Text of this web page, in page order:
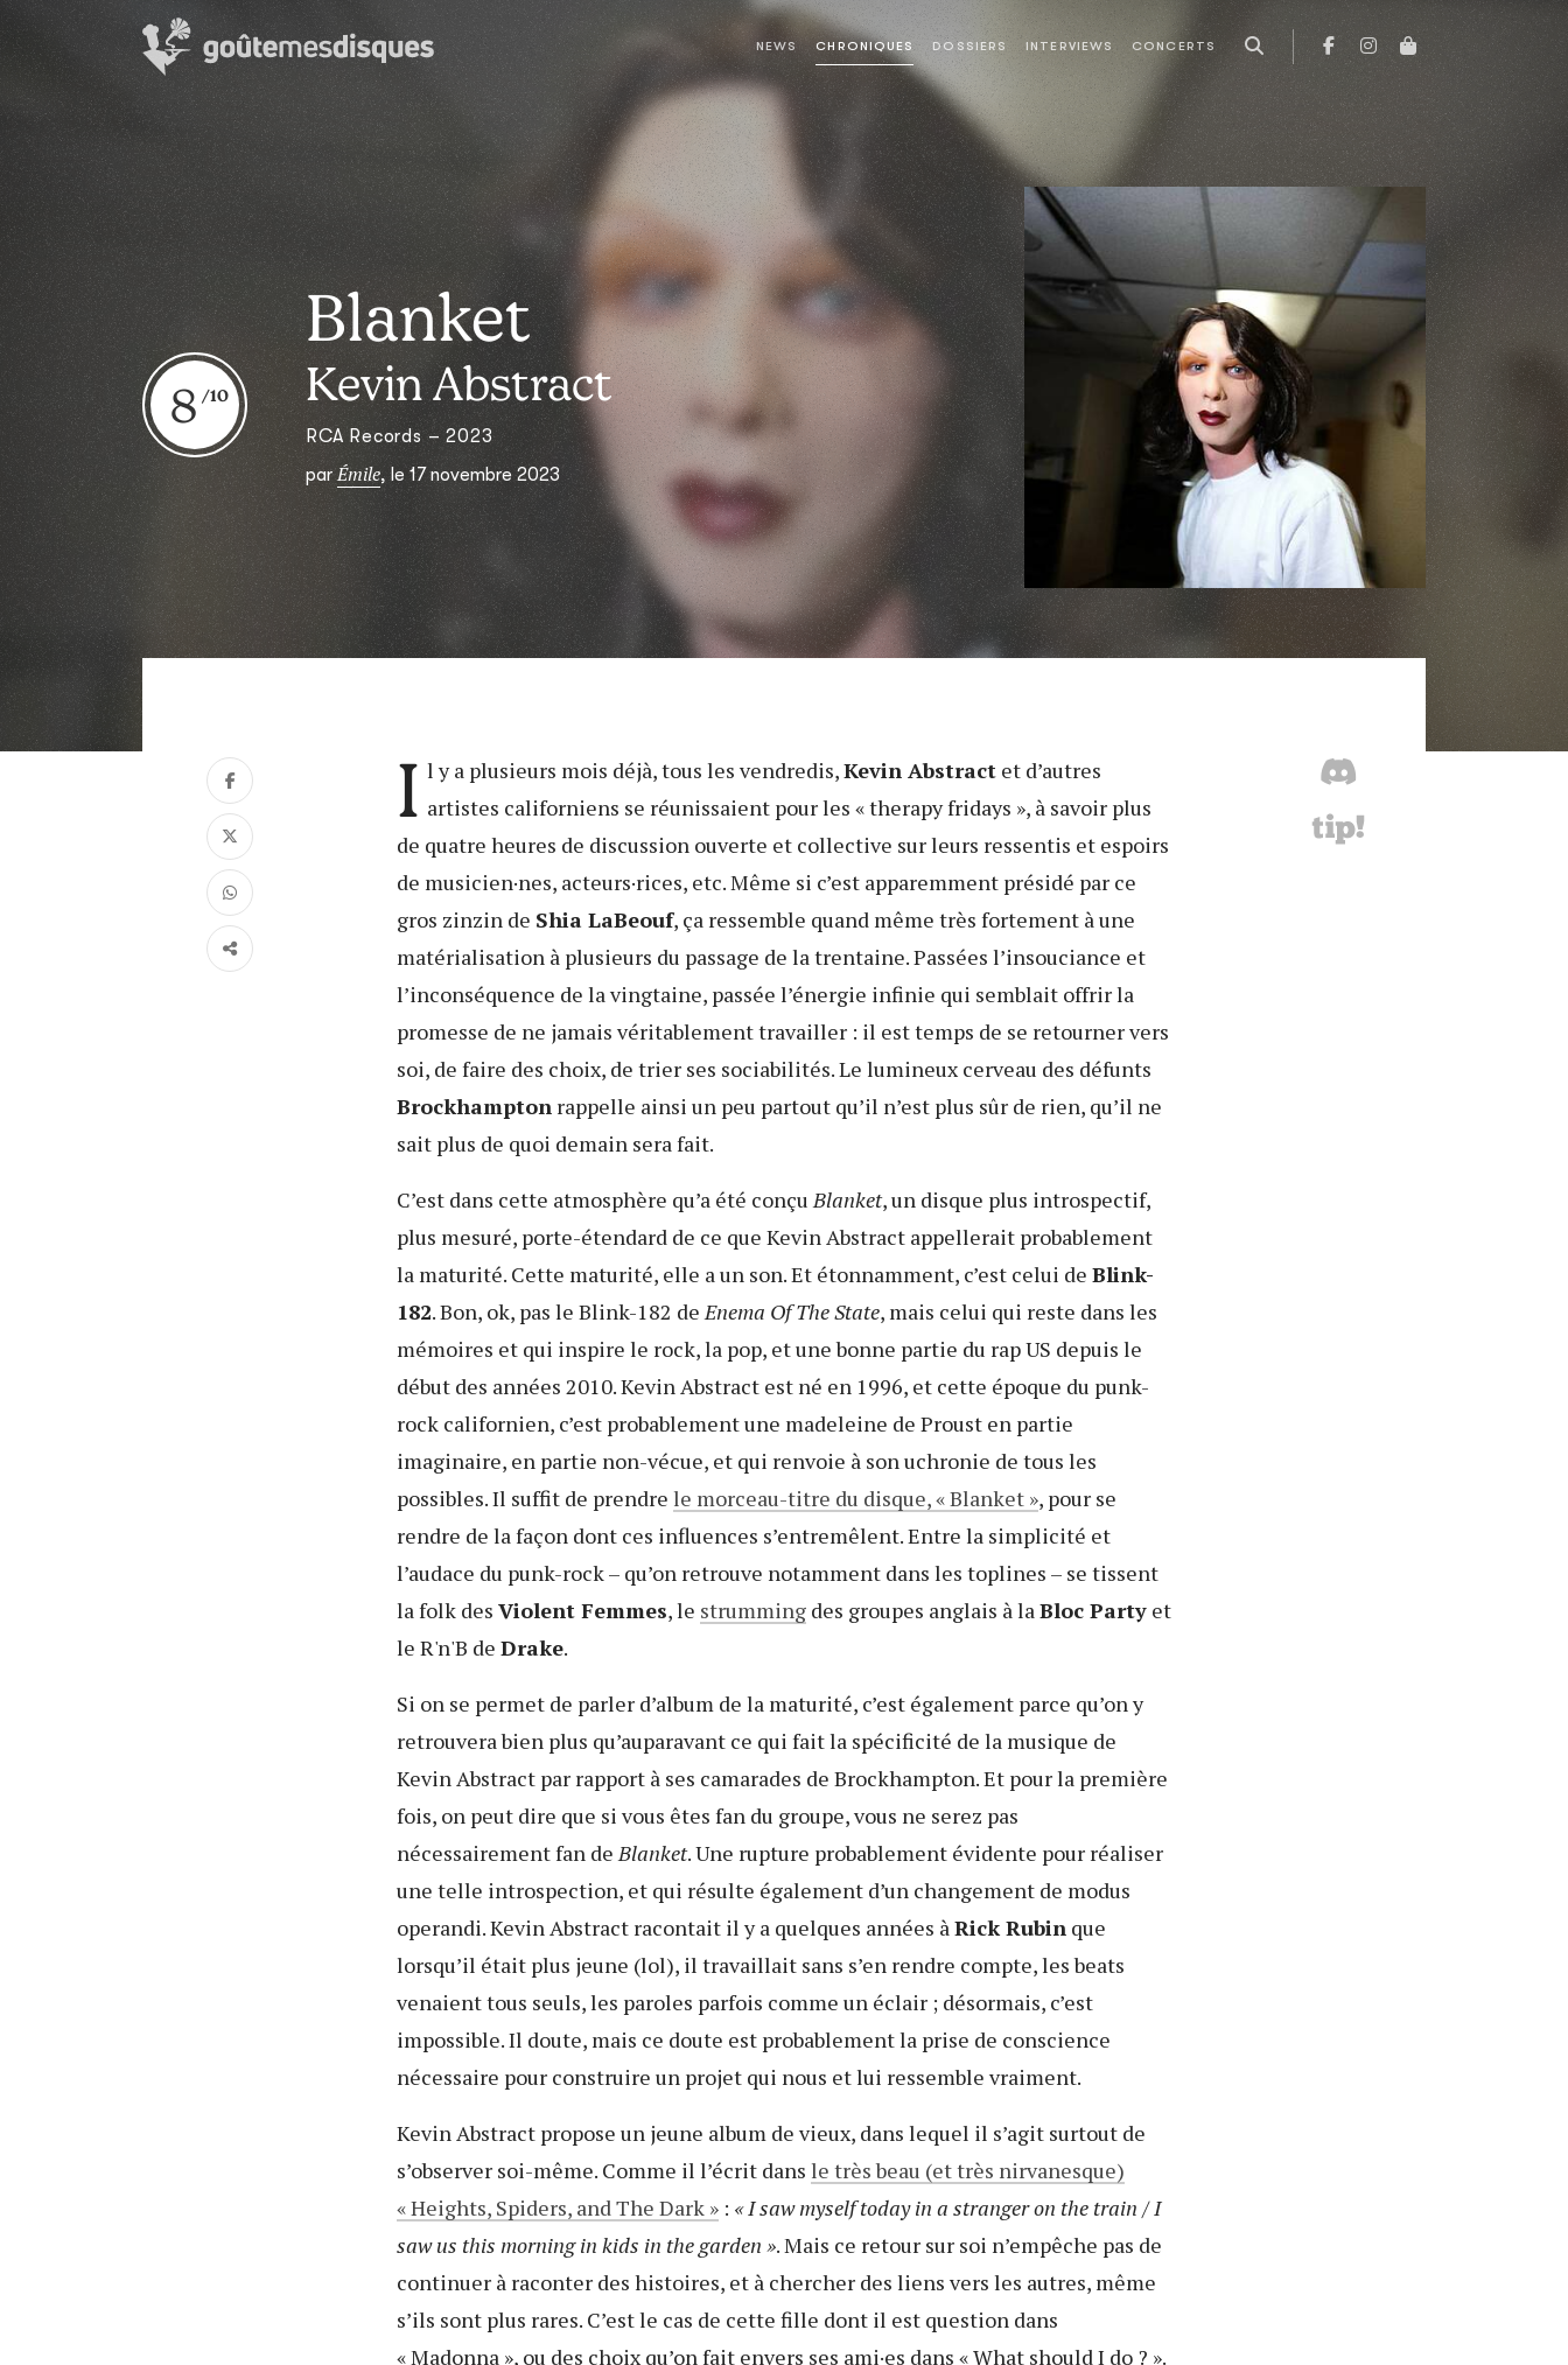
NEWS CHRONIQUES DOSSIERS INTERVIEWS CONCERTS
Blanket
Kevin Abstract
RCA Records – 2023
parÉmile, le 17 novembre 2023
8
I l y a plusieurs mois déjà, tous les vendredis,Kevin Abstract et d’autres
artistes californiens se réunissaient pour les « therapy fridays », à savoir plus
de quatre heures de discussion ouverte et collective sur leurs ressentis et espoirs
de musicien·nes, acteurs·rices, etc. Même si c’est apparemment présidé par ce
gros zinzin de Shia LaBeouf, ça ressemble quand même très fortement à une
matérialisation à plusieurs du passage de la trentaine. Passées l’insouciance et
l’inconséquence de la vingtaine, passée l’énergie infinie qui semblait offrir la
promesse de ne jamais véritablement travailler : il est temps de se retourner vers
soi, de faire des choix, de trier ses sociabilités. Le lumineux cerveau des défunts
Brockhampton rappelle ainsi un peu partout qu’il n’est plus sûr de rien, qu’il ne
sait plus de quoi demain sera fait.
C’est dans cette atmosphère qu’a été conçu Blanket, un disque plus introspectif,
plus mesuré, porte-étendard de ce que Kevin Abstract appellerait probablement
la maturité. Cette maturité, elle a un son. Et étonnamment, c’est celui de Blink-
182. Bon, ok, pas le Blink-182 de Enema Of The State, mais celui qui reste dans les
mémoires et qui inspire le rock, la pop, et une bonne partie du rap US depuis le
début des années 2010. Kevin Abstract est né en 1996, et cette époque du punk-
rock californien, c’est probablement une madeleine de Proust en partie
imaginaire, en partie non-vécue, et qui renvoie à son uchronie de tous les
possibles. Il suffit de prendre le morceau-titre du disque, « Blanket », pour se
rendre de la façon dont ces influences s’entremêlent. Entre la simplicité et
l’audace du punk-rock – qu’on retrouve notamment dans les toplines – se tissent
la folk des Violent Femmes, le strumming des groupes anglais à la Bloc Party et
le R'n'B de Drake.
Si on se permet de parler d’album de la maturité, c’est également parce qu’on y
retrouvera bien plus qu’auparavant ce qui fait la spécificité de la musique de
Kevin Abstract par rapport à ses camarades de Brockhampton. Et pour la première
fois, on peut dire que si vous êtes fan du groupe, vous ne serez pas
nécessairement fan de Blanket. Une rupture probablement évidente pour réaliser
une telle introspection, et qui résulte également d’un changement de modus
operandi. Kevin Abstract racontait il y a quelques années à Rick Rubin que
lorsqu’il était plus jeune (lol), il travaillait sans s’en rendre compte, les beats
venaient tous seuls, les paroles parfois comme un éclair ; désormais, c’est
impossible. Il doute, mais ce doute est probablement la prise de conscience
nécessaire pour construire un projet qui nous et lui ressemble vraiment.
Kevin Abstract propose un jeune album de vieux, dans lequel il s’agit surtout de
s’observer soi-même. Comme il l’écrit dans le très beau (et très nirvanesque)
« Heights, Spiders, and The Dark » : « I saw myself today in a stranger on the train / I
saw us this morning in kids in the garden ». Mais ce retour sur soi n’empêche pas de
continuer à raconter des histoires, et à chercher des liens vers les autres, même
s’ils sont plus rares. C’est le cas de cette fille dont il est question dans
« Madonna », ou des choix qu’on fait envers ses ami·es dans « What should I do ? ».